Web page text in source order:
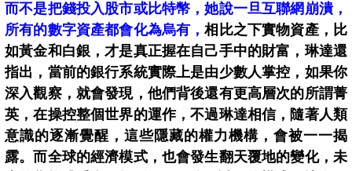
而不是把錢投入股市或比特幣，她說一旦互聯網崩潰，
所有的數字資產都會化為烏有，相比之下實物資產，比
如黃金和白銀，才是真正握在自己手中的財富，琳達還
指出，當前的銀行系統實際上是由少數人掌控，如果你
深入觀察，就會發現，他們背後還有更高層次的所謂菁
英，在操控整個世界的運作，不過琳達相信，隨著人類
意識的逐漸覺醒，這些隱藏的權力機構，會被一一揭
露。而全球的經濟模式，也會發生翻天覆地的變化，未